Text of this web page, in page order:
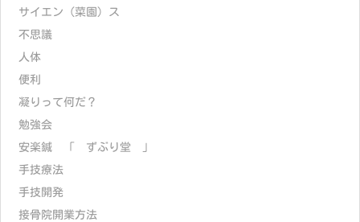
サイエン（菜園）ス
不思議
人体
便利
凝りって何だ？
勉強会
安楽鍼 「 ずぶり堂 」
手技療法
手技開発
接骨院開業方法